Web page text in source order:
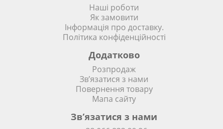
Наші роботи
Як замовити
Інформація про доставку.
Політика конфіденційності
Додатково
Розпродаж
Зв’язатися з нами
Повернення товару
Мапа сайту
Зв’язатися з нами